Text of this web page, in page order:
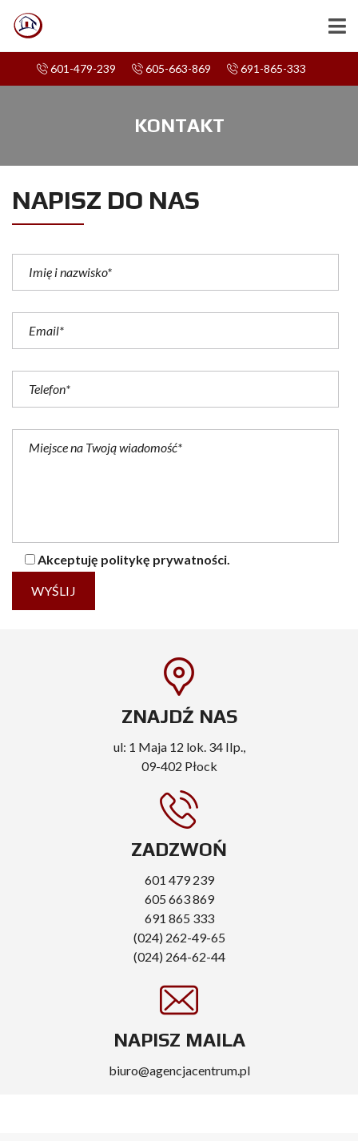
601-479-239 605-663-869 691-865-333
KONTAKT
NAPISZ DO NAS
Akceptuję politykę prywatności.
ZNAJDŹ NAS
ul: 1 Maja 12 lok. 34 IIp.,
09-402 Płock
ZADZWOŃ
601 479 239
605 663 869
691 865 333
(024) 262-49-65
(024) 264-62-44
NAPISZ MAILA
biuro@agencjacentrum.pl